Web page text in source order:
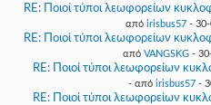
RE: Ποιοί τύποι λεωφορείων
από irisbus57- 30-
RE: Ποιοί τύποι λεωφορείων
από VANGSKG-
RE: Ποιοί τύποι λεωφορείων
- από irisbus57-
RE: Ποιοί τύποι λεωφορείων